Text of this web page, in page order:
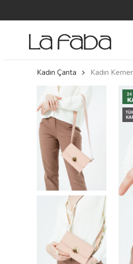
Kadın Çanta Kadın